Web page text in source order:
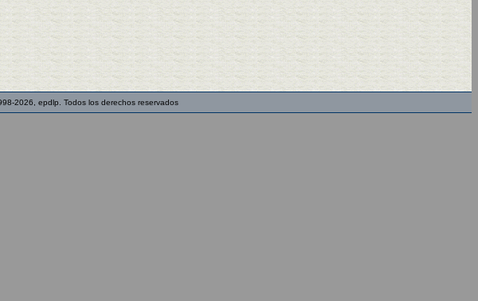
2026, epdlp. Todos los derechos reservados